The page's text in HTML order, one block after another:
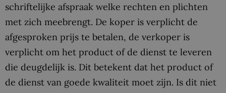
schriftelijke afspraak welke rechten en plichten
met zich meebrengt. De koper is verplicht de
afgesproken prijs te betalen, de verkoper is
verplicht om het product of de dienst te leveren
die deugdelijk is. Dit betekent dat het product of
de dienst van goede kwaliteit moet zijn. Is dit niet